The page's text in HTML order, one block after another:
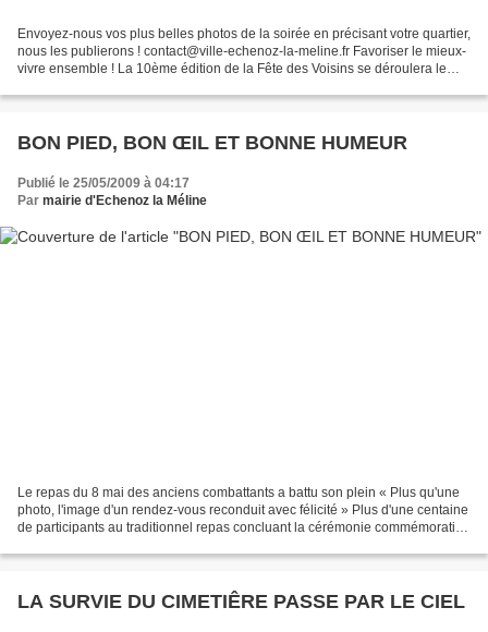
Envoyez-nous vos plus belles photos de la soirée en précisant votre quartier,
nous les publierons ! contact@ville-echenoz-la-meline.fr Favoriser le mieux-
vivre ensemble ! La 10ème édition de la Fête des Voisins se déroulera le
BON PIED, BON ŒIL ET BONNE HUMEUR
Publié le 25/05/2009 à 04:17
Par mairie d'Echenoz la Méline
Le repas du 8 mai des anciens combattants a battu son plein « Plus qu'une
photo, l'image d'un rendez-vous reconduit avec félicité » Plus d'une centaine
de participants au traditionnel repas concluant la cérémonie commémorative
LA SURVIE DU CIMETIÊRE PASSE PAR LE CIEL